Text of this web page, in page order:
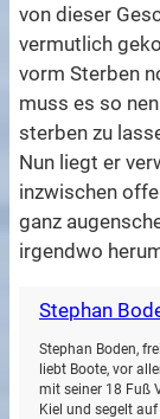
von dieser
vermutlich
vorm Sterben
muss es so
sterben zu
Nun liegt er
inzwischen
ganz
irgendwo
Stephan
Stephan Boden,
liebt Boote, vor
mit seiner 18 Fuß
Kiel und segelt